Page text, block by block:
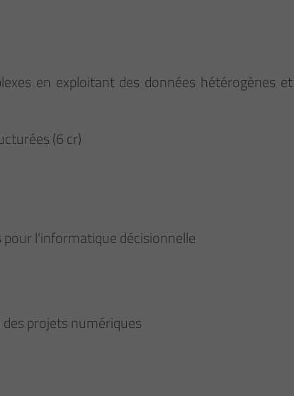
en exploitant des données hétérogènes
(6 cr)
l'informatique décisionnelle
projets numériques